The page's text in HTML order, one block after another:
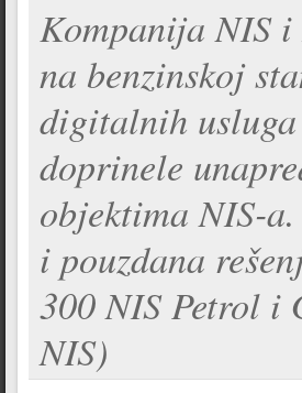
Kompanija NIS i
na benzinskoj
digitalnih
doprinele
objektima NIS-
i pouzdana
300 NIS Petrol i
NIS)